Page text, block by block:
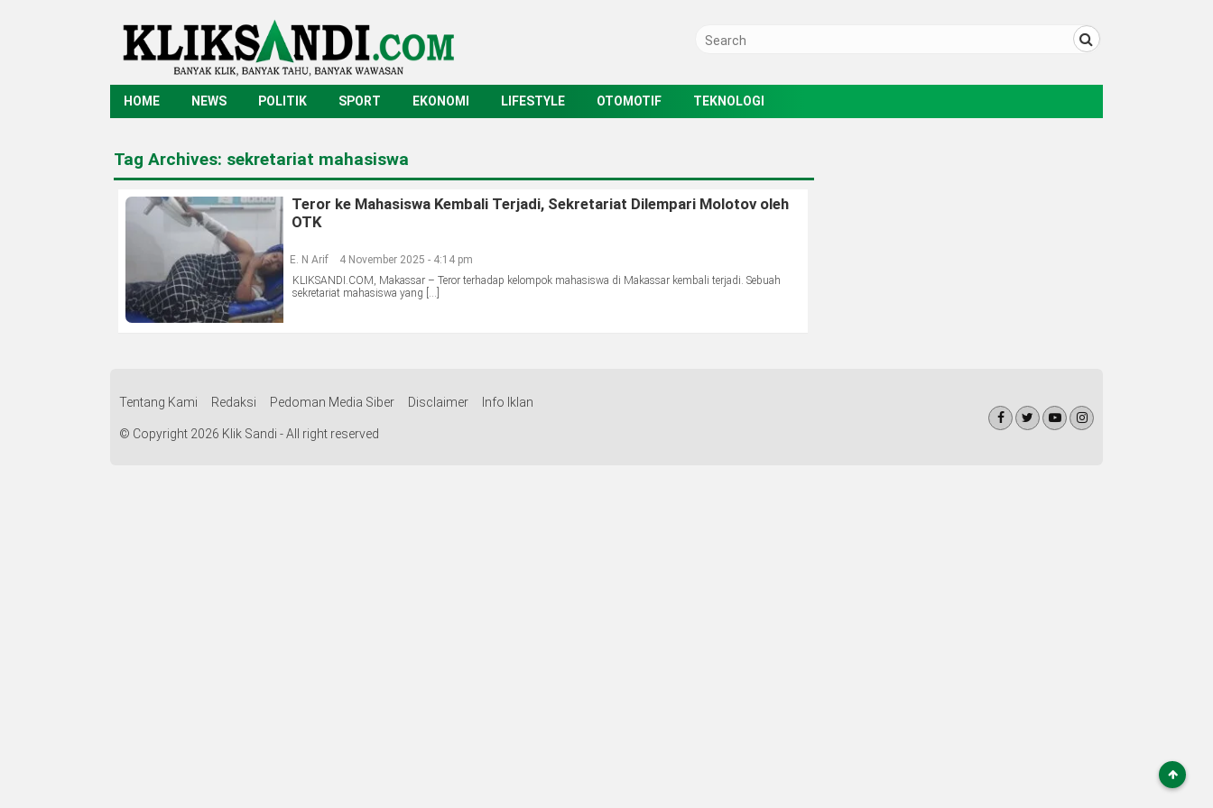
HOME NEWS POLITIK SPORT EKONOMI LIFESTYLE OTOMOTIF TEKNOLOGI
Tag Archives: sekretariat mahasiswa
Teror ke Mahasiswa Kembali Terjadi, Sekretariat Dilempari Molotov oleh
OTK
E. N Arif
4 November 2025 - 4:14 pm
KLIKSANDI.COM, Makassar – Teror terhadap kelompok mahasiswa di Makassar kembali terjadi. Sebuah
sekretariat mahasiswa yang […]
Tentang Kami Redaksi Pedoman Media Siber Disclaimer Info Iklan
© Copyright 2026 Klik Sandi - All right reserved